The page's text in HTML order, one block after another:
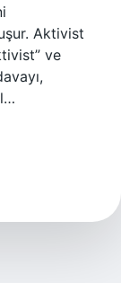
Aktivist
ve